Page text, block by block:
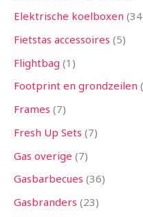
Elektrische koelboxen 34
Fietstas accessoires 5
Flightbag 1
Footprint en grondzeilen
Frames 7
Fresh Up Sets 7
Gas overige 7
Gasbarbecues 36
Gasbranders 23